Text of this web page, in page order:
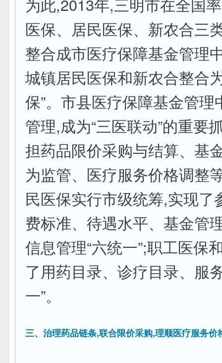
医保、居民医保、新农合三
整合成市医疗保障基金管理
城镇居民医保和新农合整合
保”。市县医疗保障基金管
管理,成为“三医联动”的重要
担药品限价采购与结算、基
为监管、医疗服务价格调整
民医保实行市级统筹,实现了
费标准、待遇水平、基金管
信息管理“六统一”;职工医保
了用药目录、诊疗目录、服
一”。
三、治理药品链条,联合限价采购,理顺医疗服务价